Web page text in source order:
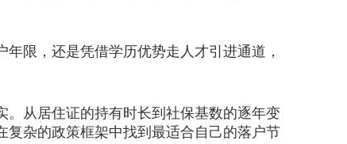
限，还是凭借学历优势走人才引进通道，
从居住证的持有时长到社保基数的逐年变
杂的政策框架中找到最适合自己的落户节